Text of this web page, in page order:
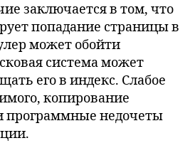
заключается в том, что
попадание страницы в
может обойти
система может
его в индекс. Слабое
копирование
программные недочеты